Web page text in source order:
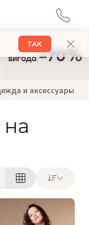
ТАК
и аксессуары